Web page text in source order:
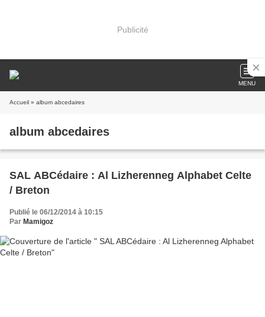
Publicité
MENU
Accueil » album abcedaires
album abcedaires
SAL ABCédaire : Al Lizherenneg Alphabet Celte
/ Breton
Publié le 06/12/2014 à 10:15
Par Mamigoz